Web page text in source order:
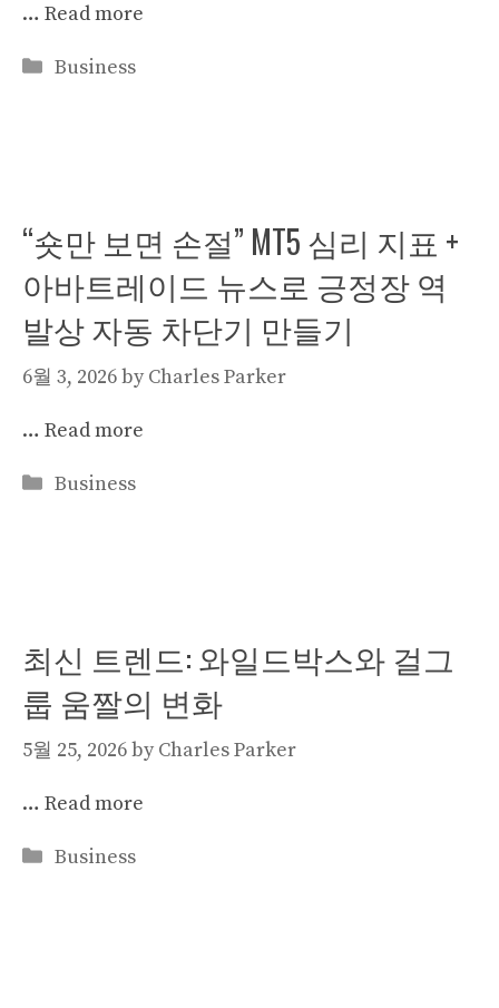
… Read more
Categories
Business
“숏만 보면 손절” MT5 심리 지표 +
아바트레이드 뉴스로 긍정장 역
발상 자동 차단기 만들기
6월 3, 2026by Charles Parker
… Read more
Categories
Business
최신 트렌드: 와일드박스와 걸그
룹 움짤의 변화
5월 25, 2026by Charles Parker
… Read more
Categories
Business